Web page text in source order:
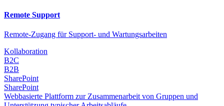
Remote Support
Remote-Zugang für Support- und Wartungsarbeiten
Kollaboration
B2C
B2B
SharePoint
SharePoint
Webbasierte Plattform zur Zusammenarbeit von Gruppen und